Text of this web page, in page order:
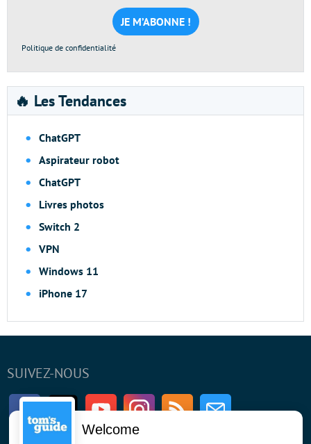
mail
*
Politique de confidentialité
🔥 Les Tendances
ChatGPT
Aspirateur robot
ChatGPT
Livres photos
Switch 2
VPN
Windows 11
iPhone 17
SUIVEZ-NOUS
FacebookTwitter Youtube InstagramRSS Newsletter
Welcome